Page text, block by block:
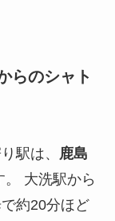
らのシャト
駅は、 鹿島
。 大洗駅から
約20分ほど